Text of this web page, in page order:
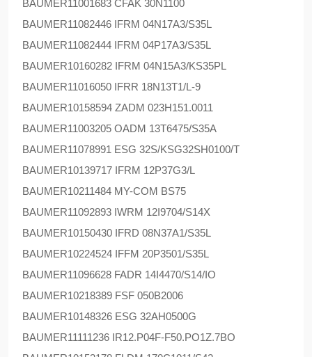
BAUMER11001683 CFAK 30N1100
BAUMER11082446 IFRM 04N17A3/S35L
BAUMER11082444 IFRM 04P17A3/S35L
BAUMER10160282 IFRM 04N15A3/KS35PL
BAUMER11016050 IFRR 18N13T1/L-9
BAUMER10158594 ZADM 023H151.0011
BAUMER11003205 OADM 13T6475/S35A
BAUMER11078991 ESG 32S/KSG32SH0100/T
BAUMER10139717 IFRM 12P37G3/L
BAUMER10211484 MY-COM BS75
BAUMER11092893 IWRM 12I9704/S14X
BAUMER10150430 IFRD 08N37A1/S35L
BAUMER10224524 IFFM 20P3501/S35L
BAUMER11096628 FADR 14I4470/S14/IO
BAUMER10218389 FSF 050B2006
BAUMER10148326 ESG 32AH0500G
BAUMER11111236 IR12.P04F-F50.PO1Z.7BO